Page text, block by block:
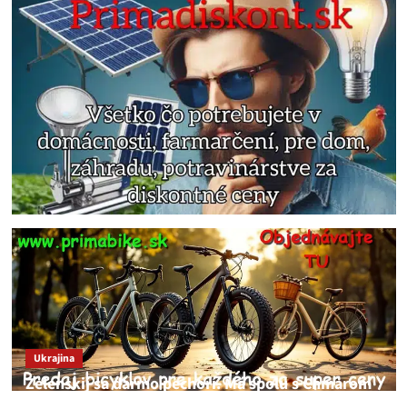
Ukrajina
Zelenskij sa darmo pechorí. Má spolu s Chmarom